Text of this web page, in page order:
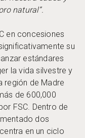
natural”.
en concesiones
su
estándares
la vida silvestre y
región de Madre
de 600,000
FSC. Dentro de
dos
en un ciclo